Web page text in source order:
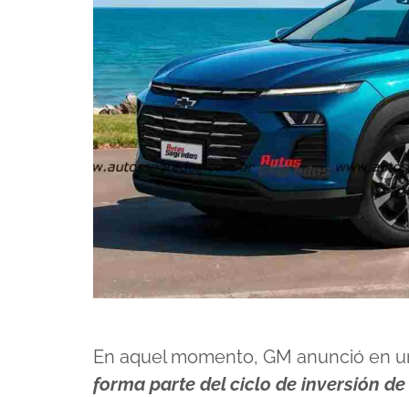
En aquel momento, GM anunció en
forma parte del ciclo de inversión